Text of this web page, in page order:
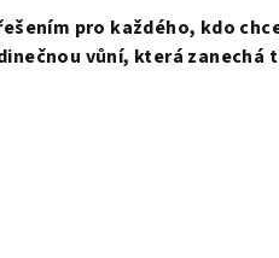
pro každého, kdo
vůní, která zanechá